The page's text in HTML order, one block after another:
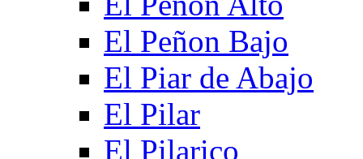
El Peñon Bajo
El Piar de Abajo
El Pilar
El Pilarico